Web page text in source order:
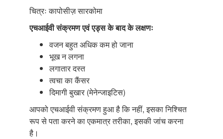
चित्रः कापोसीज़ सारकोमा
एचआईवी संक्रमण एवं एड्स के बाद के लक्षणः
वजन बहुत अधिक कम हो जाना
भूख न लगना
लगातार दस्त
त्वचा का कैंसर
दिमागी बुखार (मेनेन्जाइटिस)
आपको एचआईवी संक्रमण हुआ है कि नहीं, इसका निश्चित
रूप से पता करने का एकमात्र तरीका, इसकी जांच करना
है।